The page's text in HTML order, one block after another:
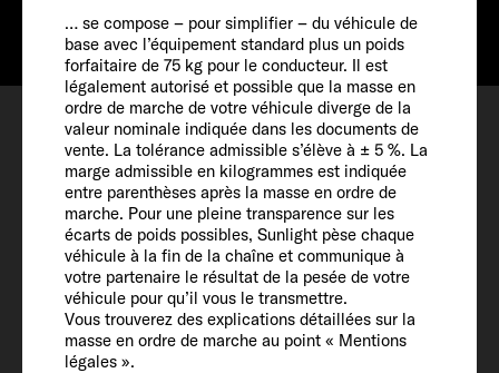
… se compose – pour simplifier – du véhicule de
base avec l’équipement standard plus un poids
forfaitaire de 75 kg pour le conducteur. Il est
légalement autorisé et possible que la masse en
ordre de marche de votre véhicule diverge de la
valeur nominale indiquée dans les documents de
vente. La tolérance admissible s’élève à ± 5 %. La
marge admissible en kilogrammes est indiquée
entre parenthèses après la masse en ordre de
marche. Pour une pleine transparence sur les
écarts de poids possibles, Sunlight pèse chaque
véhicule à la fin de la chaîne et communique à
votre partenaire le résultat de la pesée de votre
véhicule pour qu’il vous le transmettre.
Vous trouverez des explications détaillées sur la
masse en ordre de marche au point « Mentions
légales ».
Configurer
Rendez-vous
Favoris
Véhicule